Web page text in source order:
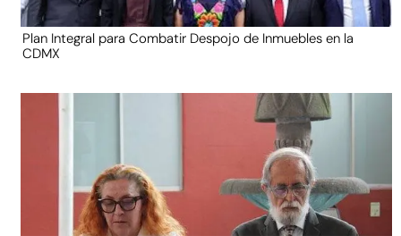
Plan Integral para Combatir Despojo de Inmuebles en la
CDMX